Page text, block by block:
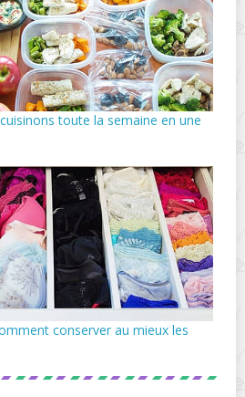
toute la semaine en une
conserver au mieux les